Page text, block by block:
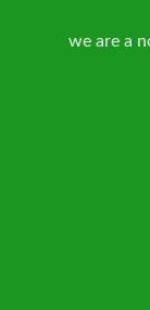
we are a